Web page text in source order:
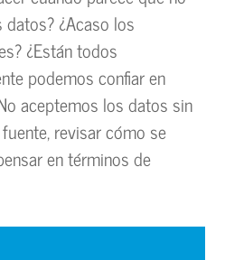
¿Acaso los
¿Están todos
podemos confiar en
aceptemos los datos sin
revisar cómo se
en términos de